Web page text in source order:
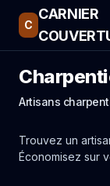
C
CARNIER
Artisans
Trouvez un
Économisez sur